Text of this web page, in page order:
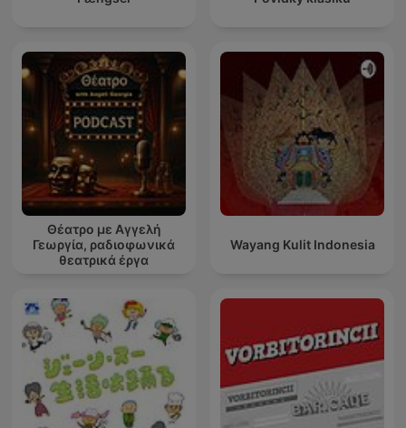
Θέατρο με Αγγελή
Γεωργία, ραδιοφωνικά
θεατρικά έργα
Wayang Kulit Indonesia